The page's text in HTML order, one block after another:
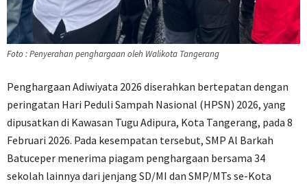
Foto : Penyerahan penghargaan oleh Walikota Tangerang
Penghargaan Adiwiyata 2026 diserahkan bertepatan dengan
peringatan Hari Peduli Sampah Nasional (HPSN) 2026, yang
dipusatkan di Kawasan Tugu Adipura, Kota Tangerang, pada 8
Februari 2026. Pada kesempatan tersebut, SMP Al Barkah
Batuceper menerima piagam penghargaan bersama 34
sekolah lainnya dari jenjang SD/MI dan SMP/MTs se-Kota